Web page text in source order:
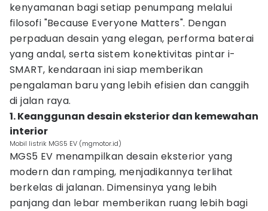
kenyamanan bagi setiap penumpang melalui
filosofi "Because Everyone Matters". Dengan
perpaduan desain yang elegan, performa baterai
yang andal, serta sistem konektivitas pintar i-
SMART, kendaraan ini siap memberikan
pengalaman baru yang lebih efisien dan canggih
di jalan raya.
1. Keanggunan desain eksterior dan kemewahan
interior
Mobil listrik MGS5 EV (mgmotor.id)
MGS5 EV menampilkan desain eksterior yang
modern dan ramping, menjadikannya terlihat
berkelas di jalanan. Dimensinya yang lebih
panjang dan lebar memberikan ruang lebih bagi